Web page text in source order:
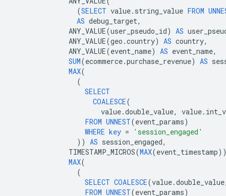
(SELECT value. string_value FROM
AS debug_target,
ANY_VALUE(user_pseudo_id) AS
ANY_VALUE(geo .country) AS country,
ANY_VALUE(event_name) AS event_name,
SUM(ecommerce.purchase_revenue) AS
MAX(
(
SELECT
COALESCE(
value.double_value, value.
FROM UNNEST(event_params)
WHERE key =
'session_engaged'
)) AS session_engaged,
TIMESTAMP_MICROS(MAX(event_timestamp
MAX(
(
SELECT COALESCE(value.double_value
FROM UNNEST(event_params)